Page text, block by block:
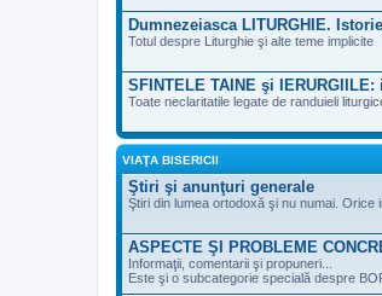
Dumnezeiasca LITURGHIE.
Totul despre Liturghie şi alte teme implicite
SFINTELE TAINE şi
Toate neclaritatile legate de randuieli
VIAŢA BISERICII
Ştiri şi anunţuri generale
Ştiri din lumea ortodoxă şi nu numai.
ASPECTE ŞI PROBLEME
Informaţii, comentarii şi propuneri...
Este şi o subcategorie specială despre